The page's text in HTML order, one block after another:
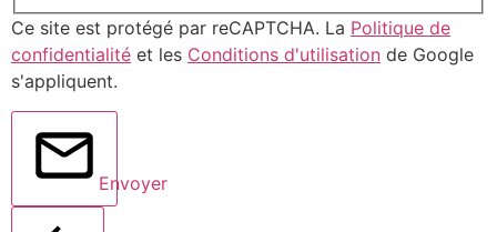
Ce site est protégé par reCAPTCHA. La Politique de
confidentialité et les Conditions d'utilisation de Google
s'appliquent.
Envoyer